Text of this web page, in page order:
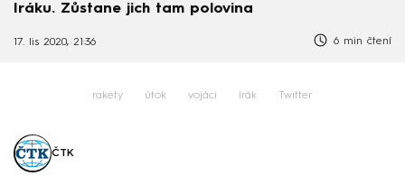
Iráku. Zůstane jich tam polovina
17. lis 2020, 21:36 6 min čtení
rakety útok vojáci Irák Twitter
ČTK